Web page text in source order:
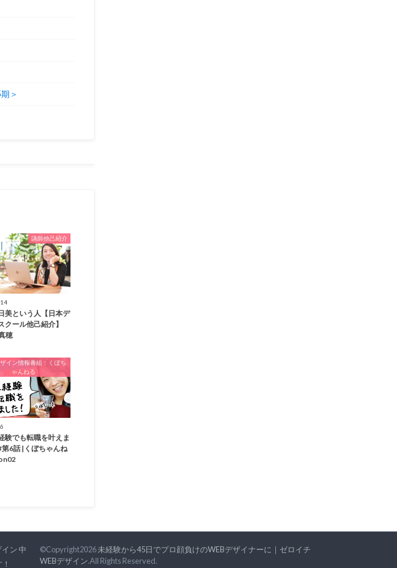
＞
講師他己紹介
美という人【日本デ
クール他己紹介】
穂
イン情報番組：くぼち
ゃんねる
験でも転職を叶えま
第6話 |くぼちゃんね
ン 中
©Copyright2026未経験から45日でプロ顔負けのWEBデザイナーに｜ゼロイチ
WEBデザイン.All Rights Reserved.